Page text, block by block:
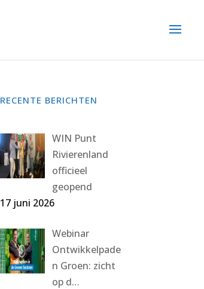
RECENTE BERICHTEN
WIN Punt
Rivierenland
officieel
geopend
17 juni 2026
Webinar
Ontwikkelpade
n Groen: zicht
op d…